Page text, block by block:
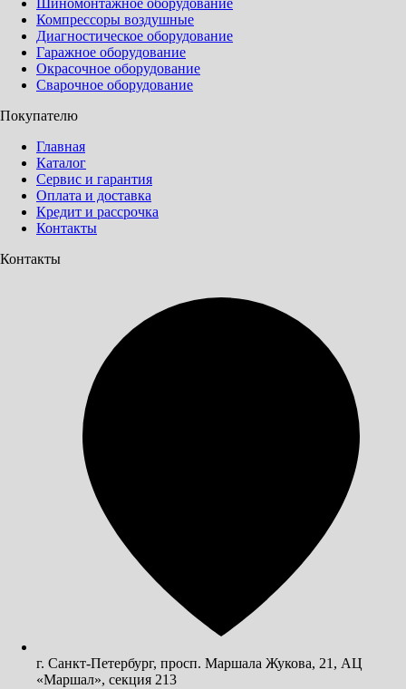
Шиномонтажное оборудование
Компрессоры воздушные
Диагностическое оборудование
Гаражное оборудование
Окрасочное оборудование
Сварочное оборудование
Покупателю
Главная
Каталог
Сервис и гарантия
Оплата и доставка
Кредит и рассрочка
Контакты
Контакты
г. Санкт-Петербург, просп. Маршала Жукова, 21, АЦ
«Маршал», секция 213